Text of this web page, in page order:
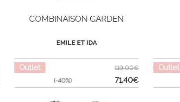
COMBINAISON GARDEN
EMILE ET IDA
Outlet
(-40%)
119,00€
71,40€
Outlet